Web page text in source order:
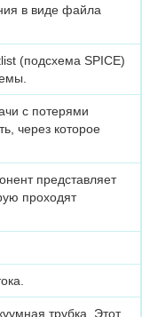
в виде файла
(подсхема SPICE)
с потерями
через которое
представляет
проходят
трубка. Этот